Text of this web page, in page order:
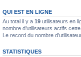
QUI EST EN LIGNE
Au total il y a 19 utilisateurs en
nombre d’utilisateurs actifs
Le record du nombre
STATISTIQUES